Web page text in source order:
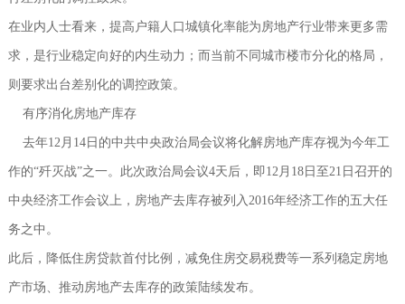
在业内人士看来，提高户籍人口城镇化率能为房地产行业带来更多需
求，是行业稳定向好的内生动力；而当前不同城市楼市分化的格局，
则要求出台差别化的调控政策。
有序消化房地产库存
去年12月14日的中共中央政治局会议将化解房地产库存视为今年工
作的“歼灭战”之一。此次政治局会议4天后，即12月18日至21日召开的
中央经济工作会议上，房地产去库存被列入2016年经济工作的五大任
务之中。
此后，降低住房贷款首付比例，减免住房交易税费等一系列稳定房地
产市场、推动房地产去库存的政策陆续发布。